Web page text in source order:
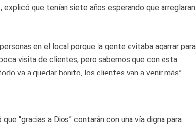
que tenían siete años esperando que arreglaran
en el local porque la gente evitaba agarrar para
visita de clientes, pero sabemos que con esta
va a quedar bonito, los clientes van a venir más”.
“gracias a Dios” contarán con una vía digna para